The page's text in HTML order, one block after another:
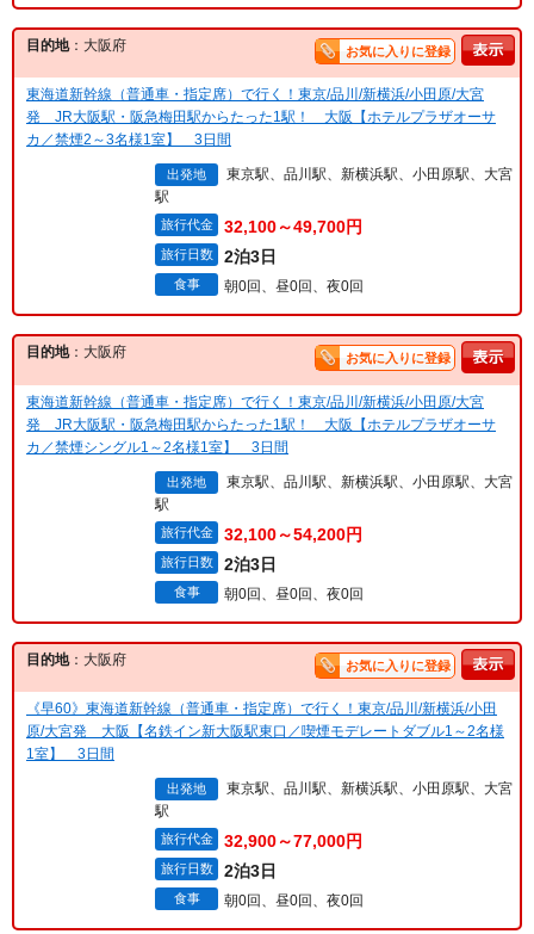
目的地：大阪府 お気に入りに登録
東海道新幹線（普通車・指定席）で行く！東京/品川/新横浜/小田原/大宮
発 JR大阪駅・阪急梅田駅からたった1駅！ 大阪【ホテルプラザオーサ
カ／禁煙2～3名様1室】 3日間
出発地
東京駅、品川駅、新横浜駅、小田原駅、大宮
駅
旅行代金 32,100～49,700円
旅行日数 2泊3日
食事 朝0回、昼0回、夜0回
目的地：大阪府 お気に入りに登録
東海道新幹線（普通車・指定席）で行く！東京/品川/新横浜/小田原/大宮
発 JR大阪駅・阪急梅田駅からたった1駅！ 大阪【ホテルプラザオーサ
カ／禁煙シングル1～2名様1室】 3日間
出発地
東京駅、品川駅、新横浜駅、小田原駅、大宮
駅
旅行代金 32,100～54,200円
旅行日数 2泊3日
食事 朝0回、昼0回、夜0回
目的地：大阪府 お気に入りに登録
《早60》東海道新幹線（普通車・指定席）で行く！東京/品川/新横浜/小田
原/大宮発 大阪【名鉄イン新大阪駅東口／喫煙モデレートダブル1～2名様
1室】 3日間
出発地
東京駅、品川駅、新横浜駅、小田原駅、大宮
駅
旅行代金 32,900～77,000円
旅行日数 2泊3日
食事 朝0回、昼0回、夜0回